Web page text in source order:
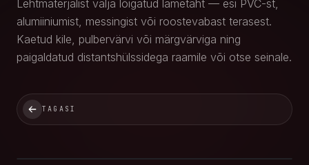
Lehtmaterjalist välja lõigatud lametäht — esi PVC-st,
alumiiniumist, messingist või roostevabast terasest.
Kaetud kile, pulbervärvi või märgvärviga ning
paigaldatud distantshülssidega raamile või otse seinale.
TAGASI